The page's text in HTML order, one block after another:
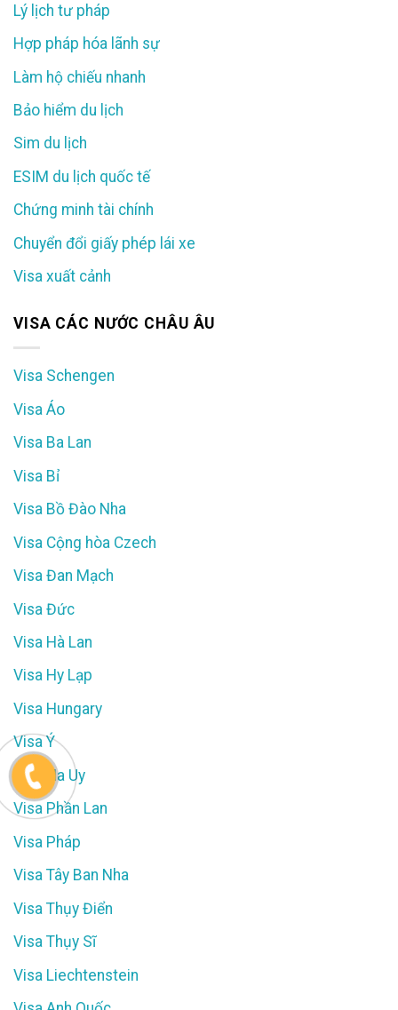
Lý lịch tư pháp
Hợp pháp hóa lãnh sự
Làm hộ chiếu nhanh
Bảo hiểm du lịch
Sim du lịch
ESIM du lịch quốc tế
Chứng minh tài chính
Chuyển đổi giấy phép lái xe
Visa xuất cảnh
VISA CÁC NƯỚC CHÂU ÂU
Visa Schengen
Visa Áo
Visa Ba Lan
Visa Bỉ
Visa Bồ Đào Nha
Visa Cộng hòa Czech
Visa Đan Mạch
Visa Đức
Visa Hà Lan
Visa Hy Lạp
Visa Hungary
Visa Ý
Visa Na Uy
Visa Phần Lan
Visa Pháp
Visa Tây Ban Nha
Visa Thụy Điển
Visa Thụy Sĩ
Visa Liechtenstein